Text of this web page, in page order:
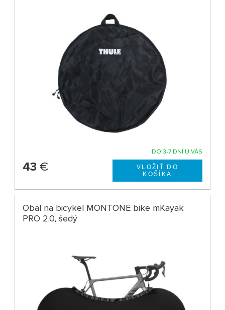
DO 3-7 DNÍ U VÁS
43 €
Obal na bicykel MONTONE bike mKayak
PRO 2.0, šedý